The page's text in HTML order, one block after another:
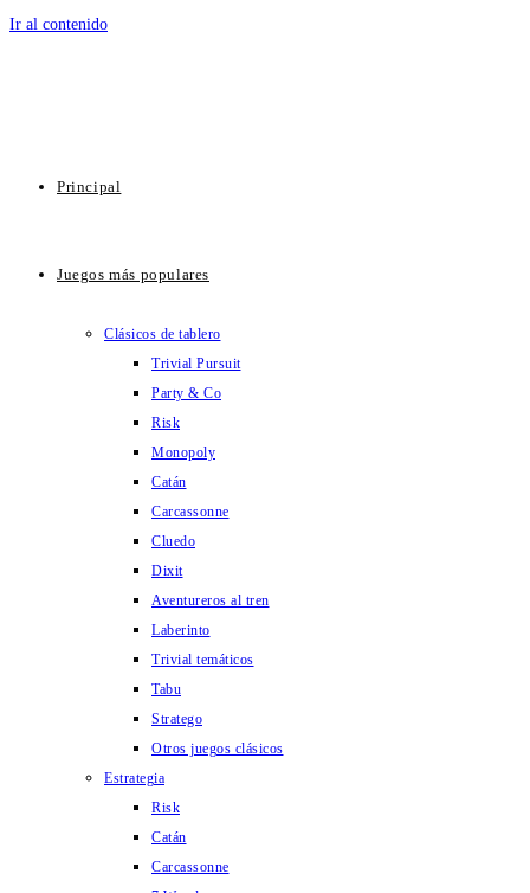
Ir al contenido
Principal
Juegos más populares
Clásicos de tablero
Trivial Pursuit
Party & Co
Risk
Monopoly
Catán
Carcassonne
Cluedo
Dixit
Aventureros al tren
Laberinto
Trivial temáticos
Tabu
Stratego
Otros juegos clásicos
Estrategia
Risk
Catán
Carcassonne